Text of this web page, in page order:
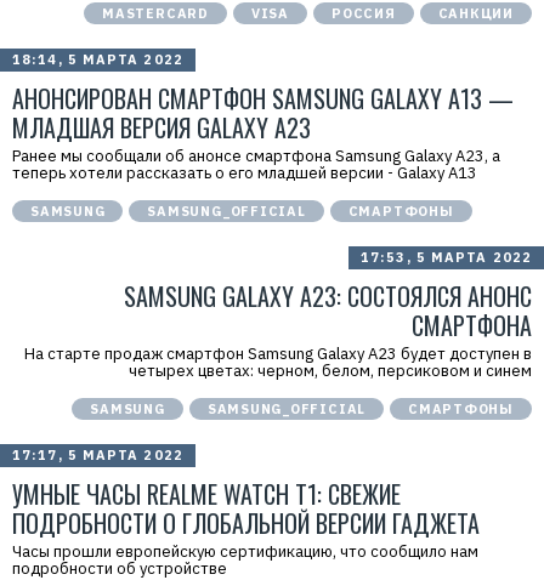
MASTERCARD VISA РОССИЯ САНКЦИИ
18:14, 5 МАРТА 2022
АНОНСИРОВАН СМАРТФОН SAMSUNG GALAXY A13 —
МЛАДШАЯ ВЕРСИЯ GALAXY A23
Ранее мы сообщали об анонсе смартфона Samsung Galaxy A23, а
теперь хотели рассказать о его младшей версии - Galaxy A13
SAMSUNG SAMSUNG_OFFICIAL СМАРТФОНЫ
17:53, 5 МАРТА 2022
SAMSUNG GALAXY A23: СОСТОЯЛСЯ АНОНС
СМАРТФОНА
На старте продаж смартфон Samsung Galaxy A23 будет доступен в
четырех цветах: черном, белом, персиковом и синем
SAMSUNG SAMSUNG_OFFICIAL СМАРТФОНЫ
17:17, 5 МАРТА 2022
УМНЫЕ ЧАСЫ REALME WATCH T1: СВЕЖИЕ
ПОДРОБНОСТИ О ГЛОБАЛЬНОЙ ВЕРСИИ ГАДЖЕТА
Часы прошли европейскую сертификацию, что сообщило нам
подробности об устройстве